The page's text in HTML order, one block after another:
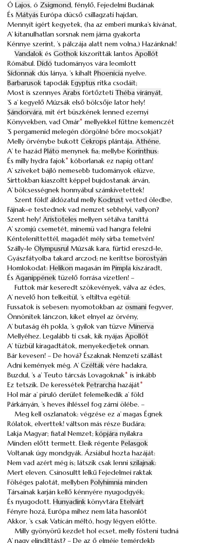
Ó Lajos, ó Zsigmond, fénylő, Fejedelmi Budának
És Mátyás Európa dücső csillagzati hajdan,
Mennyit igért kegyetek, (ha az emberi munka’s kivánat,
A’ kitanulhatlan sorsnak nem járna gyakorta
Kénnye szerint, ’s pálczája alatt nem volna,) Hazánknak!
Vandalok és Gothok kiszorítták lantos Apollót
Rómábul. Dídó tudományos vára leomlott
Sídonnak dús lánya, ’s kihalt Phoenicia nyelve.
Barbarusok tapodák Egyptus ritka csodáit;
Most is szennyes Arabs förtőzteti Théba virányát,
’S a’ kegyelő Múzsák első bölcsője lator hely!
Sándorvára, mit ért büszkének lenned ezernyi
Könyvekben, vad Omár* mellyekkel fűttne kemenczét
’S pergamenid melegén dörgölné bőre mocsokját?
Melly örvénybe bukott Cekrops plántája, Athéne,
A’ te hazád Pláto menynek fia; mellybe Korinthus:
És milly hydra fajok* kóborlanak ez napig ottan!
A’ sziveket bájló nemesebb tudományok elüzve,
Sirttokban kiaszoltt képpel bujdostanak árván,
A’ bölcsességnek honnyábul számkivetettek!
Szent föld! áldózatul melly Kodrust vetted öledbe,
Fájnak-e testednek vad nemzet sebhelyi, vallyon?
Szent hely! Aristoteles mellyen sétálva taníttá
A’ szomjú csemetét, minemü vad hangra felelni
Kénteleníttettél, magadét mély sírba temetvén!
Szálly-le Olympusrul Múzsák kara, fürtid ereszd-le,
Gyászfátyolba takard arczod; ne keríttse borostyán
Homlokodat: Helikon magasán ím Pimpla kiszáradt,
És Aganippének tüzelő forrása vizetlen! –
Futtok már keseredt szökevények, válva az édes,
A’ nevelő hon telkeitül, ’s eltiltva egétül:
Fussatok is sebesen: nyomotokban az osmani fegyver,
Önnönitek lánczon, kiket elnyel az örvény,
A’ butaság éh pokla, ’s gyilok van tüzve Minerva
Mellyéhez. Legalább ti csak, kik nyájas Apollót
A’ tüzbül kiragadtátok, menyekedjetek onnan.
Bár kevesen! – De hová? Északnak Nemzeti szállást
Adni kemények még. A’ Czélták vére hadakra,
Buzdul, ’s a’ Teuto tárcsás Lovagoknak* is inkább
Ez tetszik. De keressétek Petrarcha hazáját*
Hol már a’ piruló derület felemelkedik a’ föld
Párkányán, ’s heves ihléssel fog zárni ölébe. –
Meg kell oszlanatok: végzése ez a’ magas Égnek
Rólatok, elverttek! váltson más része Budára;
Lakja Magyar; fiatal Nemzet; kópjára nyilakra
Minden előtt termett. Eleik régente Pelasgok
Voltanak úgy mondgyák. Ázsiábul hozta hazáját:
Nem vad azért még is; látszik csak lenni szilajnak:
Mert eleven. Csinosultt lelkű Fejedelmei raktak
Fölséges palotát, mellyben Polyhimnia minden
Társainak karján kellő kénnyére nyugodgyék;
És nyugodott. Hunyadink könyvtára Etelvárt
Fényre hozá, Európa mihez nem láta hasonlót
Akkor, ’s csak Vaticán méltó, hogy légyen előtte.
Milly gyönyörű kezdet hol ecset, melly fösteni tudná
A’ nagy elindíttást? – De az ő elméje temérdekb